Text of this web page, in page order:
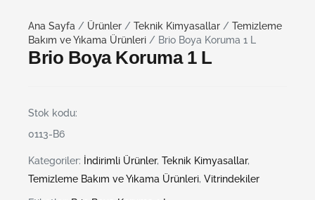
Ana Sayfa / Ürünler / Teknik Kimyasallar / Temizleme
Bakım ve Yıkama Ürünleri / Brio Boya Koruma 1 L
Brio Boya Koruma 1 L
Stok kodu:
0113-B6
Kategoriler: İndirimli Ürünler, Teknik Kimyasallar,
Temizleme Bakım ve Yıkama Ürünleri, Vitrindekiler